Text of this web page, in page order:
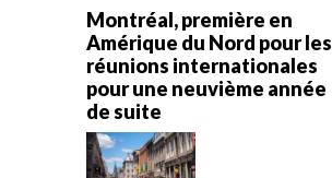
Montréal, première en
Amérique du Nord pour les
réunions internationales
pour une neuvième année
de suite